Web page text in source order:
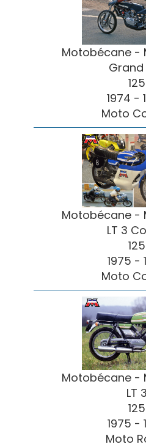
Motobécane -
Grand
125
1974 -
Moto
Motobécane -
LT 3
125
1975 -
Moto
Motobécane -
LT 3
125
1975 -
Moto